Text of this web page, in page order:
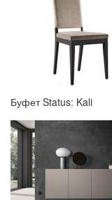
Буфет Status: Kali